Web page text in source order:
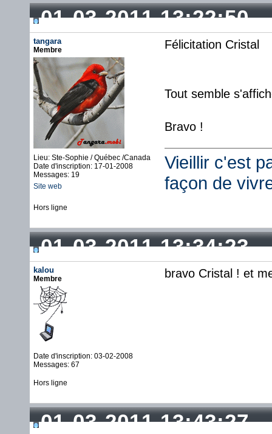
01-03-2011 13:22:50
tangara
Membre
Lieu: Ste-Sophie / Québec /Canada
Date d'inscription: 17-01-2008
Messages: 19
Site web
Félicitation Cristal
Tout semble
Bravo !
Vieillir c'est
façon de
Hors ligne
01-03-2011 13:34:23
kalou
Membre
Date d'inscription: 03-02-2008
Messages: 67
bravo Cristal ! et
Hors ligne
01-03-2011 13:43:27